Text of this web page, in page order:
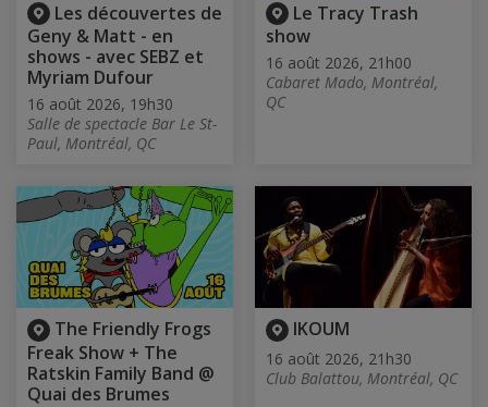
Les découvertes de
Geny & Matt - en
shows - avec SEBZ et
Myriam Dufour
16 août 2026, 19h30
Salle de spectacle Bar Le St-
Paul, Montréal, QC
Le Tracy Trash
show
16 août 2026, 21h00
Cabaret Mado, Montréal,
QC
The Friendly Frogs
Freak Show + The
Ratskin Family Band @
Quai des Brumes
IKOUM
16 août 2026, 21h30
Club Balattou, Montréal, QC